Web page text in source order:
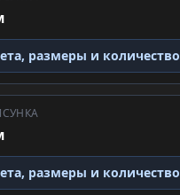
размеры и количество
размеры и количество